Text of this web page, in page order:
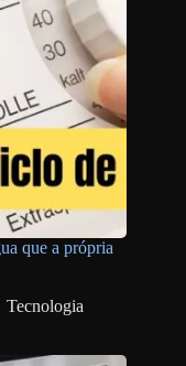
que a própria
Tecnologia